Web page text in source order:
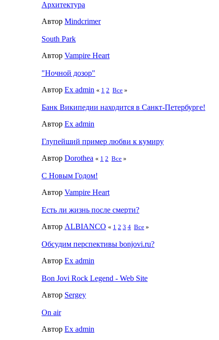
Архитектура
Автор Mindcrimer
South Park
Автор Vampire Heart
"Ночной дозор"
Автор Ex admin « 1 2 Все »
Банк Википедии находится в Санкт-Петербурге!
Автор Ex admin
Глупейший пример любви к кумиру
Автор Dorothea « 1 2 Все »
С Новым Годом!
Автор Vampire Heart
Есть ли жизнь после смерти?
Автор ALBIANCO « 1 2 3 4 Все »
Обсудим перспективы bonjovi.ru?
Автор Ex admin
Bon Jovi Rock Legend - Web Site
Автор Sergey
On air
Автор Ex admin